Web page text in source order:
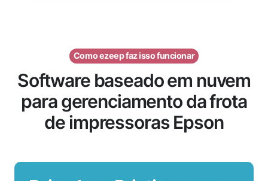
Como ezeep faz isso funcionar
Software baseado em nuvem
para gerenciamento da frota
de impressoras Epson